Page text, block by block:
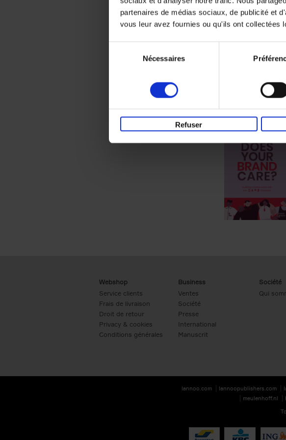
partenaires de médias sociaux, de publicité et
vous leur avez fournies ou qu'ils ont collectées
Nécessaires
Refuser
Webshop
Service clients
Frais de livraison
Droit de retour
Privacy & cookies
Conditions générales
Business
Ventes
Société
Presse
International
Manuscrit
Société
Qui
lannoo.com lannoopublishers.com
meulenhoff.nl